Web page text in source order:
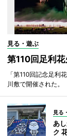
見る・遊ぶ
第110回足利
「第110回記念足利
川敷で開催された。
見る
あ
ク